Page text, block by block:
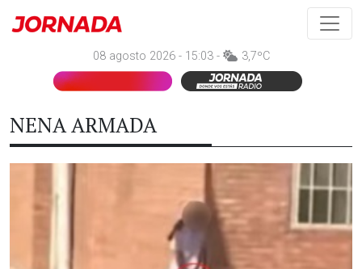
08 agosto 2026 - 15:03 - 3,7ºC
NENA ARMADA